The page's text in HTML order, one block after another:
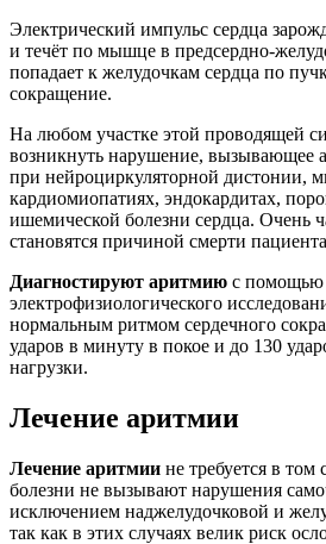
Электрический импульс сердца
и течёт по мышце в предсердно-
попадает к желудочкам сердца по
сокращение.
На любом участке этой проводящей
возникнуть нарушение,
при нейроциркуляторной дистонии,
кардиомиопатиях, эндокардитах,
ишемической болезни сердца. Очень
становятся причиной смерти
Диагностируют аритмию с помощью
электрофизиологического
нормальным ритмом сердечного
ударов в минуту в покое и до 130
нагрузки.
Лечение аритмии
Лечение аритмии не требуется в
болезни не вызывают нарушения
исключением наджелудочковой и
так как в этих случаях велик риск